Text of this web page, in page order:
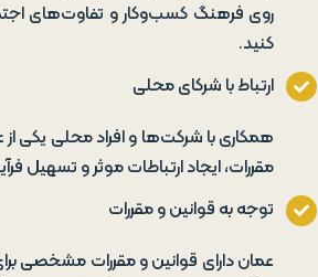
روی فرهنگ کسب‌وکار و تفاوت‌های
کنید.
ارتباط با شرکای محلی
همکاری با شرکت‌ها و افراد محلی یکی
مقررات، ایجاد ارتباطات موثر و تسهیل
توجه به قوانین و مقررات
عمان دارای قوانین و مقررات مشخصی